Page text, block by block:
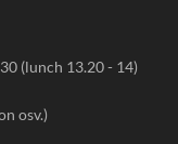
(lunch 13.20 - 14)
osv.)